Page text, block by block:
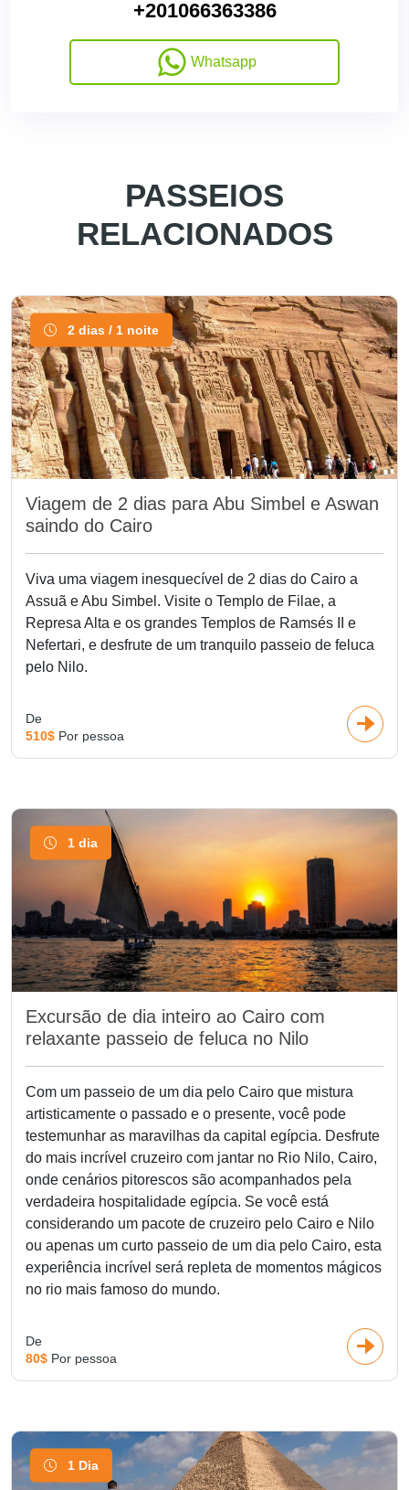
+201066363386
Whatsapp
PASSEIOS
RELACIONADOS
2 dias / 1 noite
Viagem de 2 dias para Abu Simbel e Aswan
saindo do Cairo
Viva uma viagem inesquecível de 2 dias do Cairo a
Assuã e Abu Simbel. Visite o Templo de Filae, a
Represa Alta e os grandes Templos de Ramsés II e
Nefertari, e desfrute de um tranquilo passeio de feluca
pelo Nilo.
De
510$ Por pessoa
1 dia
Excursão de dia inteiro ao Cairo com
relaxante passeio de feluca no Nilo
Com um passeio de um dia pelo Cairo que mistura
artisticamente o passado e o presente, você pode
testemunhar as maravilhas da capital egípcia. Desfrute
do mais incrível cruzeiro com jantar no Rio Nilo, Cairo,
onde cenários pitorescos são acompanhados pela
verdadeira hospitalidade egípcia. Se você está
considerando um pacote de cruzeiro pelo Cairo e Nilo
ou apenas um curto passeio de um dia pelo Cairo, esta
experiência incrível será repleta de momentos mágicos
no rio mais famoso do mundo.
De
80$ Por pessoa
1 Dia